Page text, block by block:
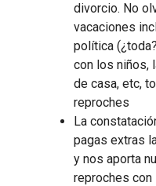
divorcio. No
vacaciones
política
con los niños,
de casa, etc,
reproches
La
pagas extras
y nos aporta
reproches